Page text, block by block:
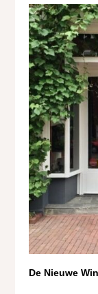
De Nieuwe